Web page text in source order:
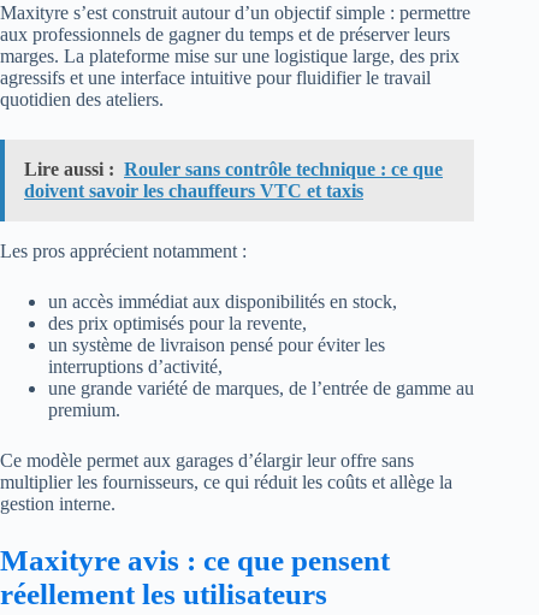
Maxityre s’est construit autour d’un objectif simple : permettre
aux professionnels de gagner du temps et de préserver leurs
marges. La plateforme mise sur une logistique large, des prix
agressifs et une interface intuitive pour fluidifier le travail
quotidien des ateliers.
Lire aussi : Rouler sans contrôle technique : ce que
doivent savoir les chauffeurs VTC et taxis
Les pros apprécient notamment :
un accès immédiat aux disponibilités en stock,
des prix optimisés pour la revente,
un système de livraison pensé pour éviter les
interruptions d’activité,
une grande variété de marques, de l’entrée de gamme au
premium.
Ce modèle permet aux garages d’élargir leur offre sans
multiplier les fournisseurs, ce qui réduit les coûts et allège la
gestion interne.
Maxityre avis : ce que pensent
réellement les utilisateurs